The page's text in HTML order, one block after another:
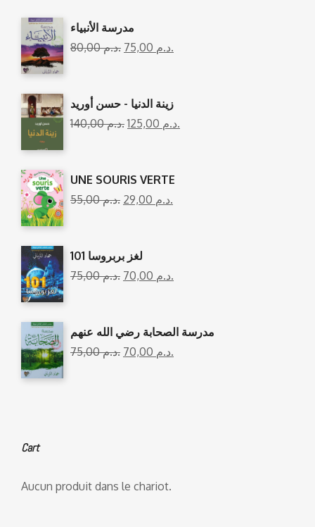
مدرسة الأنبياء
80,00
د.م. 75,00 د.م.
زينة الدنيا - حسن أوريد
140,00
د.م. 125,00 د.م.
UNE SOURIS VERTE
55,00
د.م. 29,00 د.م.
101 لغز بربروسا
75,00
د.م. 70,00 د.م.
مدرسة الصحابة رضي الله عنهم
75,00
د.م. 70,00 د.م.
Cart
Aucun produit dans le chariot.